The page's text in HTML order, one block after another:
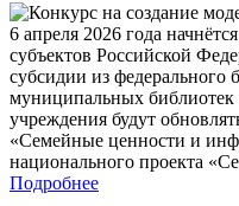
6 апреля 2026 года
субъектов Российской
субсидии из федерального
муниципальных
учреждения будут
«Семейные ценности и
национального проекта
Подробнее